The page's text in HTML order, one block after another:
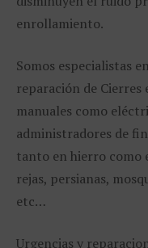
enrollamiento.
Somos especialistas
reparación de
manuales como
administradores de
tanto en hierro como
rejas, persianas,
etc…
Urgencias y